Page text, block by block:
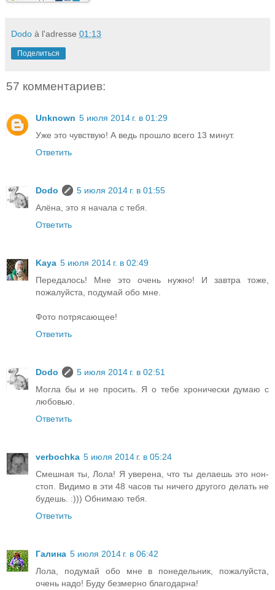
Dodo à l'adresse 01:13
Поделиться
57 комментариев:
Unknown 5 июля 2014 г. в 01:29
Уже это чувствую! А ведь прошло всего 13 минут.
Ответить
Dodo
5 июля 2014 г. в 01:55
Алёна, это я начала с тебя.
Ответить
Kaya 5 июля 2014 г. в 02:49
Передалось! Мне это очень нужно! И завтра тоже,
пожалуйста, подумай обо мне.
Фото потрясающее!
Ответить
Dodo
5 июля 2014 г. в 02:51
Могла бы и не просить. Я о тебе хронически думаю с
любовью.
Ответить
verbochka 5 июля 2014 г. в 05:24
Смешная ты, Лола! Я уверена, что ты делаешь это нон-
стоп. Видимо в эти 48 часов ты ничего другого делать не
будешь. :))) Обнимаю тебя.
Ответить
Галина 5 июля 2014 г. в 06:42
Лола, подумай обо мне в понедельник, пожалуйста,
очень надо! Буду безмерно благодарна!